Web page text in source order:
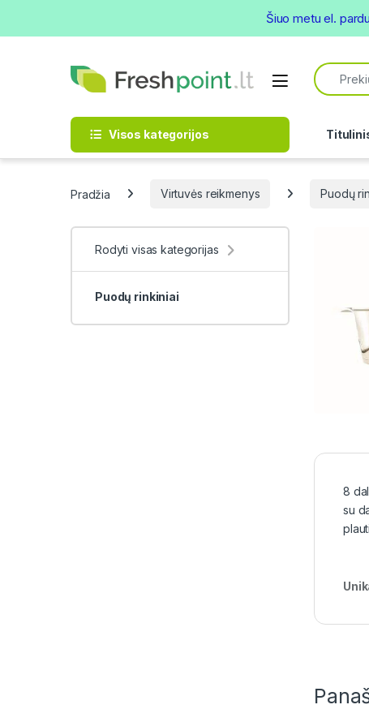
Open
Search
Visos kategorijos
Pradžia Virtuvės reikmenys Puodų
8
su
Rodyti visas kategorijas
Puodų rinkiniai
Šiuo metu el.